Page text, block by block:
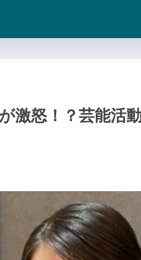
激怒！？芸能活